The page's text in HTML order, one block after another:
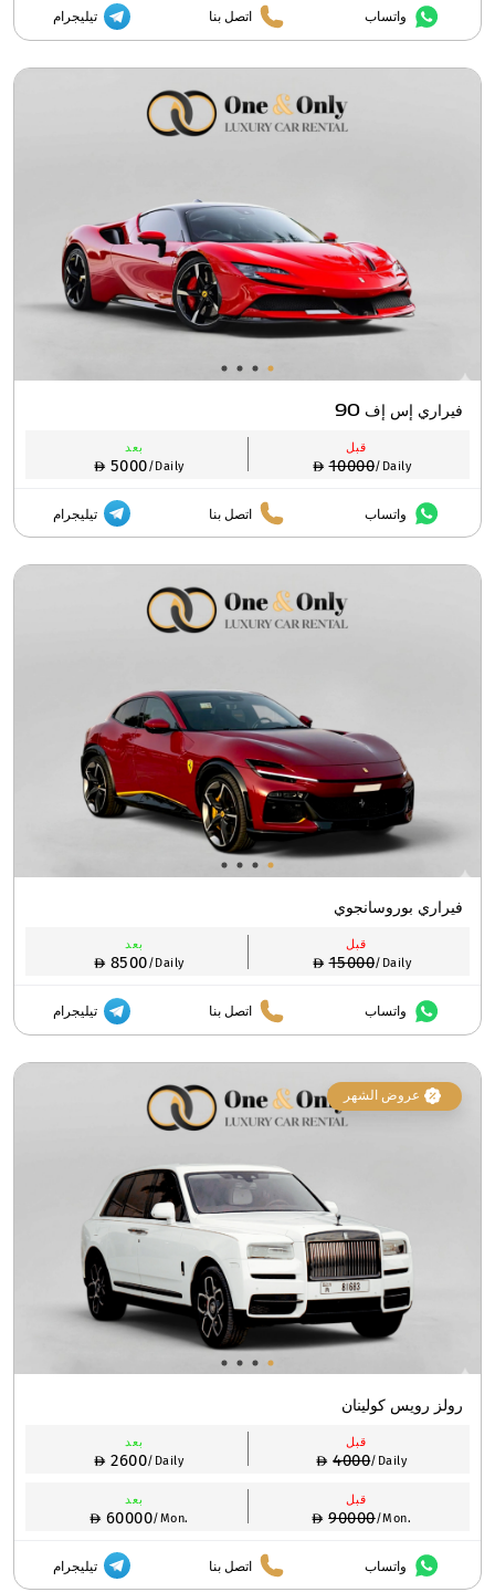
واتساب اتصل بنا تيليجرام
فيراري إس إف 90
قبل
10000/Daily
بعد
5000/Daily
واتساب اتصل بنا تيليجرام
فيراري بوروسانجوي
قبل
15000/Daily
بعد
8500/Daily
واتساب اتصل بنا تيليجرام
عروض الشهر
رولز رويس كولينان
قبل
4000/Daily
بعد
2600/Daily
قبل
90000/Mon.
بعد
60000/Mon.
واتساب اتصل بنا تيليجرام